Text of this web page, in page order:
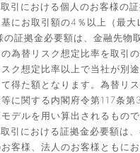
引における個人のお客様の
にお取引額の4％以上（最大
証拠金必要額は、金融先物
為替リスク想定比率を取引
ク想定比率以上で当社が別
得た額となります。為替リ
に関する内閣府令第117条第
デルを用い算出されるもので
引における証拠金必要額は
客様、法人のお客様ともに